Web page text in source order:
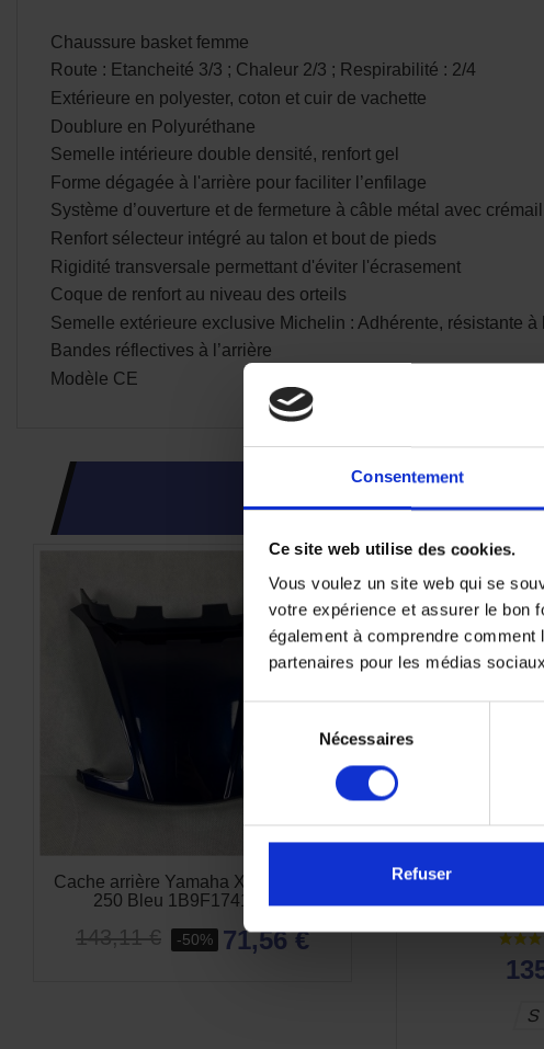
Consentement
Ce site web utilise des cookies.
Vous voulez un site web qui se
votre expérience et assurer le bon
également à comprendre
partenaires pour les médias
consentement
Nécessaires
Refuser
Chaussure basket femme
Route : Etancheité 3/3 ; Chaleur 2/3 ; Respirabilité : 2/4
Extérieure en polyester, coton et cuir de vachette
Doublure en Polyuréthane
Semelle intérieure double densité, renfort gel
Forme dégagée à l'arrière pour faciliter l’enfilage
Système d’ouverture et de fermeture à câble métal avec
Renfort sélecteur intégré au talon et bout de pieds
Rigidité transversale permettant d'éviter l'écrasement
Coque de renfort au niveau des orteils
Semelle extérieure exclusive Michelin : Adhérente, résistante
Bandes réflectives à l’arrière
Modèle CE
Cache arrière Yamaha Xmax 125 et
250 Bleu 1B9F174100P6
143,11 € -50% 71,56 €
Blouson Ixon
S